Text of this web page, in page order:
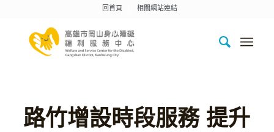
回首頁 相關網站連結
路竹增設時段服務 提升